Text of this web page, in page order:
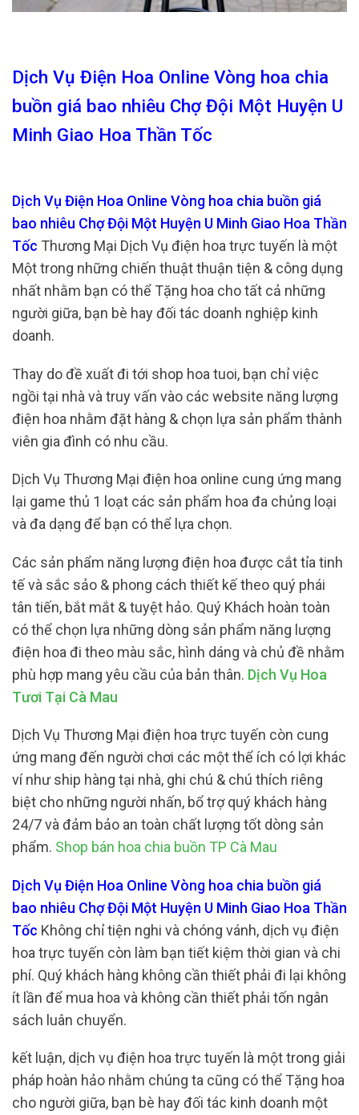
Dịch Vụ Điện Hoa Online Vòng hoa chia
buồn giá bao nhiêu Chợ Đội Một Huyện U
Minh Giao Hoa Thần Tốc
Dịch Vụ Điện Hoa Online Vòng hoa chia buồn giá
bao nhiêu Chợ Đội Một Huyện U Minh Giao Hoa Thần
Tốc Thương Mại Dịch Vụ điện hoa trực tuyến là một
Một trong những chiến thuật thuận tiện & công dụng
nhất nhằm bạn có thể Tặng hoa cho tất cả những
người giữa, bạn bè hay đối tác doanh nghiệp kinh
doanh.
Thay do đề xuất đi tới shop hoa tuoi, bạn chỉ việc
ngồi tại nhà và truy vấn vào các website năng lượng
điện hoa nhằm đặt hàng & chọn lựa sản phẩm thành
viên gia đình có nhu cầu.
Dịch Vụ Thương Mại điện hoa online cung ứng mang
lại game thủ 1 loạt các sản phẩm hoa đa chủng loại
và đa dạng để bạn có thể lựa chọn.
Các sản phẩm năng lượng điện hoa được cắt tỉa tinh
tế và sắc sảo & phong cách thiết kế theo quý phái
tân tiến, bắt mắt & tuyệt hảo. Quý Khách hoàn toàn
có thể chọn lựa những dòng sản phẩm năng lượng
điện hoa đi theo màu sắc, hình dáng và chủ đề nhằm
phù hợp mang yêu cầu của bản thân. Dịch Vụ Hoa
Tươi Tại Cà Mau
Dịch Vụ Thương Mại điện hoa trực tuyến còn cung
ứng mang đến người chơi các một thể ích có lợi khác
ví như ship hàng tại nhà, ghi chú & chú thích riêng
biệt cho những người nhấn, bổ trợ quý khách hàng
24/7 và đảm bảo an toàn chất lượng tốt dòng sản
phẩm. Shop bán hoa chia buồn TP Cà Mau
Dịch Vụ Điện Hoa Online Vòng hoa chia buồn giá
bao nhiêu Chợ Đội Một Huyện U Minh Giao Hoa Thần
Tốc Không chỉ tiện nghi và chóng vánh, dịch vụ điện
hoa trực tuyến còn làm bạn tiết kiệm thời gian và chi
phí. Quý khách hàng không cần thiết phải đi lại không
ít lần để mua hoa và không cần thiết phải tốn ngân
sách luân chuyển.
kết luận, dịch vụ điện hoa trực tuyến là một trong giải
pháp hoàn hảo nhằm chúng ta cũng có thể Tặng hoa
cho người giữa, bạn bè hay đối tác kinh doanh một